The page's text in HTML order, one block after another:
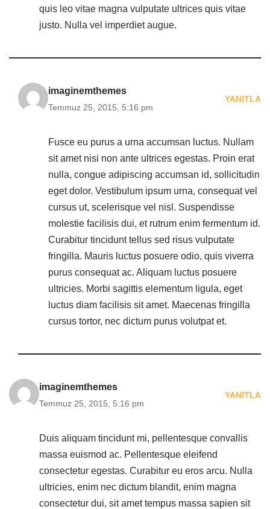
quis leo vitae magna vulputate ultrices quis vitae
justo. Nulla vel imperdiet augue.
imaginemthemes
Temmuz 25, 2015, 5:16 pm
YANITLA
Fusce eu purus a urna accumsan luctus. Nullam
sit amet nisi non ante ultrices egestas. Proin erat
nulla, congue adipiscing accumsan id, sollicitudin
eget dolor. Vestibulum ipsum urna, consequat vel
cursus ut, scelerisque vel nisl. Suspendisse
molestie facilisis dui, et rutrum enim fermentum id.
Curabitur tincidunt tellus sed risus vulputate
fringilla. Mauris luctus posuere odio, quis viverra
purus consequat ac. Aliquam luctus posuere
ultricies. Morbi sagittis elementum ligula, eget
luctus diam facilisis sit amet. Maecenas fringilla
cursus tortor, nec dictum purus volutpat et.
imaginemthemes
Temmuz 25, 2015, 5:16 pm
YANITLA
Duis aliquam tincidunt mi, pellentesque convallis
massa euismod ac. Pellentesque eleifend
consectetur egestas. Curabitur eu eros arcu. Nulla
ultricies, enim nec dictum blandit, enim magna
consectetur dui, sit amet tempus massa sapien sit